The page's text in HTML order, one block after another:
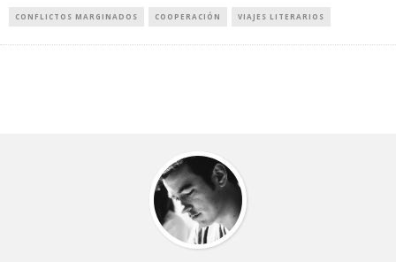
CONFLICTOS MARGINADOS COOPERACIÓN VIAJES LITERARIOS